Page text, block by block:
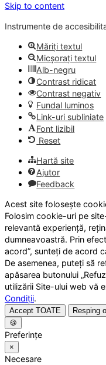
Skip to content
Instrumente de
Măriți textul
Micșorați textul
Alb-negru
Contrast ridicat
Contrast negativ
Fundal luminos
Link-uri subliniate
Font lizibil
Reset
Hartă site
Ajutor
Feedback
Acest site folosește
Folosim cookie-uri pe
relevantă experiență,
dumneavoastră. Prin
acord”, sunteți de acord
De asemenea, puteți să
apăsarea butonului
utilizării Site-ului web vă
Condiții.
Accept TOATE Resping
🍪
Preferințe
×
Necesare